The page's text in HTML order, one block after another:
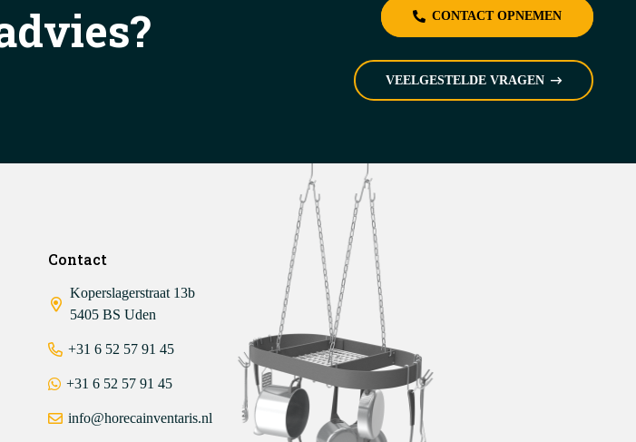
CONTACT OPNEMEN
VEELGESTELDE VRAGEN
Contact
Koperslagerstraat 13b
5405 BS Uden
+31 6 52 57 91 45
+31 6 52 57 91 45
info@horecainventaris.nl